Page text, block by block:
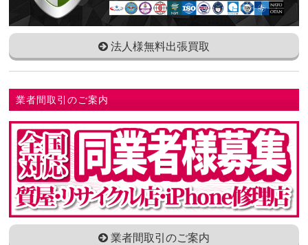
法人様無料出張買取
業者間取引のご案内
業者間取引のご案内